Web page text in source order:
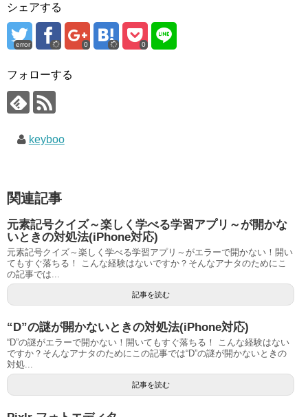
シェアする
error 0 0
フォローする
keyboo
関連記事
元素記号クイズ～楽しく学べる学習アプリ～が開かな
いときの対処法(iPhone対応)
元素記号クイズ～楽しく学べる学習アプリ～がエラーで開かない！開い
てもすぐ落ちる！ こんな経験はないですか？そんなアナタのためにこ
の記事では...
記事を読む
“D”の謎が開かないときの対処法(iPhone対応)
“D”の謎がエラーで開かない！開いてもすぐ落ちる！ こんな経験はない
ですか？そんなアナタのためにこの記事では“D”の謎が開かないときの
対処...
記事を読む